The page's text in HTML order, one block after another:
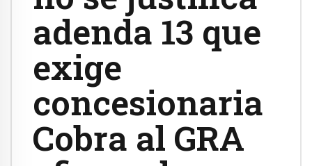
adenda 13 que
exige
concesionaria
Cobra al GRA